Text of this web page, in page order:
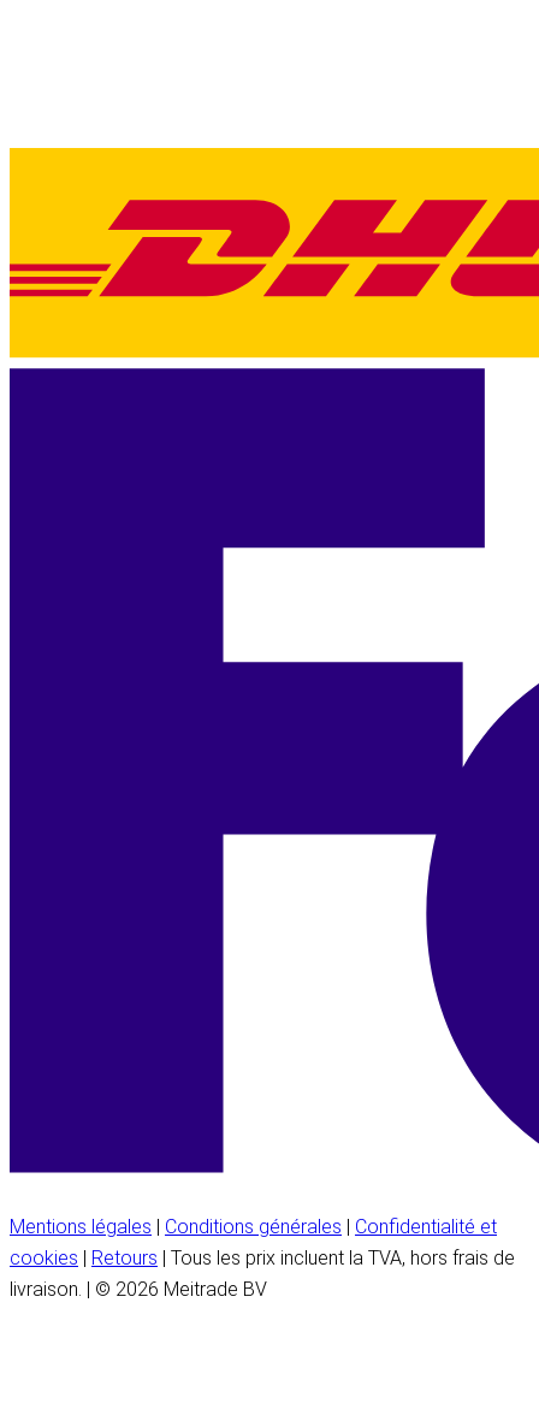
Mentions légales | Conditions générales | Confidentialité et
cookies | Retours | Tous les prix incluent la TVA, hors frais de
livraison. | © 2026 Meitrade BV